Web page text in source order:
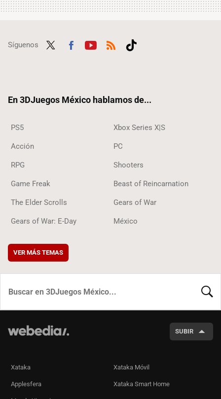
Síguenos
En 3DJuegos México hablamos de...
PS5 Xbox Series X|S
Acción PC
RPG Shooters
Game Freak Beast of Reincarnation
The Elder Scrolls Gears of War
Gears of War: E-Day México
VER MÁS TEMAS
SUBIR
Xataka Xataka Móvil
Applesfera Xataka Smart Home